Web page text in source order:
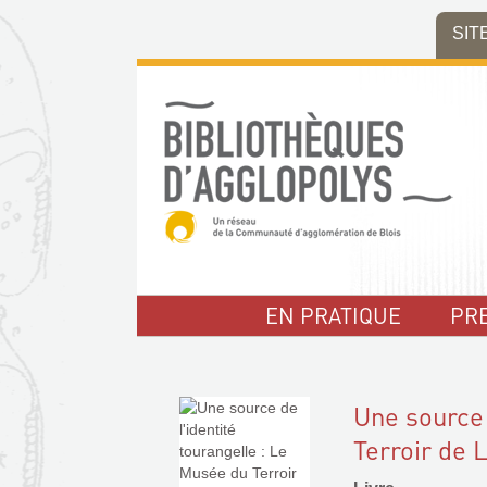
menu
contenu
la
EN PRATIQUE
Une
Terroir de